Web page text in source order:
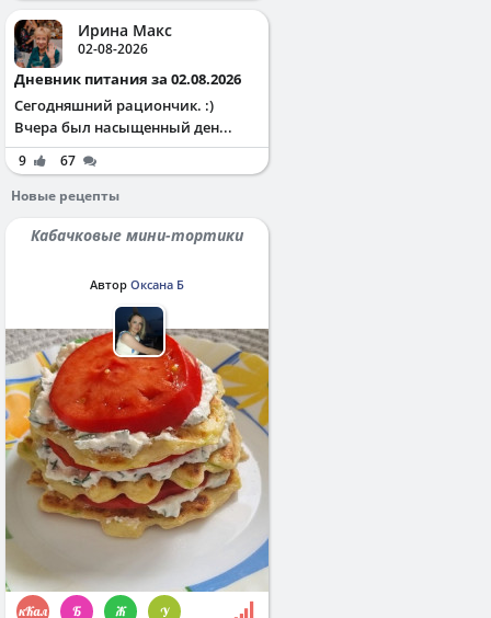
Ирина Макс
02-08-2026
Дневник питания за 02.08.2026
Сегодняшний рациончик. :)
Вчера был насыщенный ден...
9
67
Новые рецепты
Кабачковые мини-тортики
Автор Оксана Б